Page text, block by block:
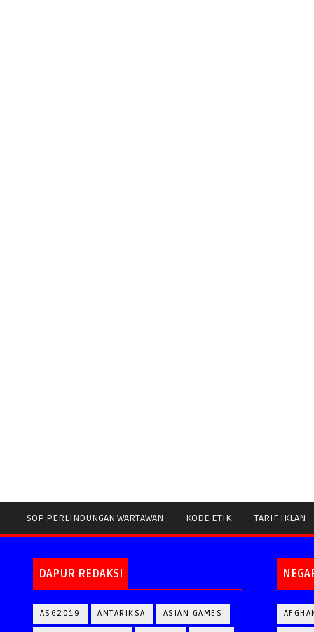
SOP PERLINDUNGAN WARTAWAN KODE ETIK TARIF IKLAN
DAPUR REDAKSI
ASG2019 ANTARIKSA ASIAN GAMES